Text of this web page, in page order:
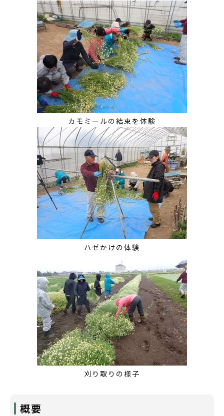
カモミールの結束を体験
ハゼかけの体験
刈り取りの様子
概要